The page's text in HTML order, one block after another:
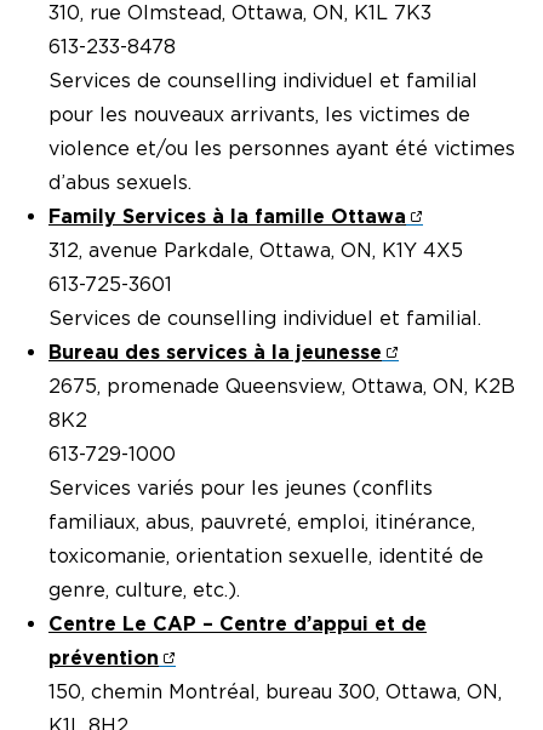
310, rue Olmstead, Ottawa, ON, K1L 7K3
613-233-8478
Services de counselling individuel et familial
pour les nouveaux arrivants, les victimes de
violence et/ou les personnes ayant été victimes
d’abus sexuels.
Family Services à la famille Ottawa
312, avenue Parkdale, Ottawa, ON, K1Y 4X5
613-725-3601
Services de counselling individuel et familial.
Bureau des services à la jeunesse
2675, promenade Queensview, Ottawa, ON, K2B
8K2
613-729-1000
Services variés pour les jeunes (conflits
familiaux, abus, pauvreté, emploi, itinérance,
toxicomanie, orientation sexuelle, identité de
genre, culture, etc.).
Centre Le CAP – Centre d’appui et de
prévention
150, chemin Montréal, bureau 300, Ottawa, ON,